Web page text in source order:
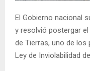
El Gobierno nacional
y resolvió postergar
de Tierras, uno de
Ley de Inviolabilidad